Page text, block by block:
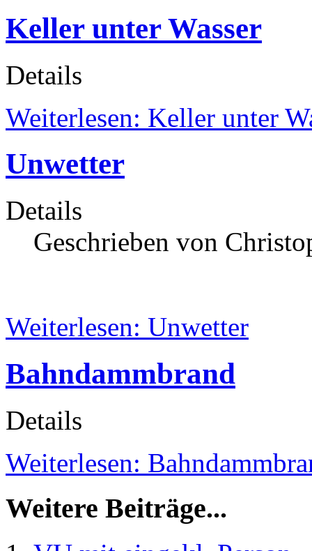
Keller unter Wasser
Details
Weiterlesen: Keller unter
Unwetter
Details
Geschrieben von
Weiterlesen: Unwetter
Bahndammbrand
Details
Weiterlesen:
Weitere Beiträge...